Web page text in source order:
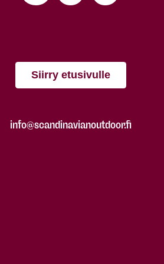
Siirry etusivulle
info@scandinavianoutdoor.fi